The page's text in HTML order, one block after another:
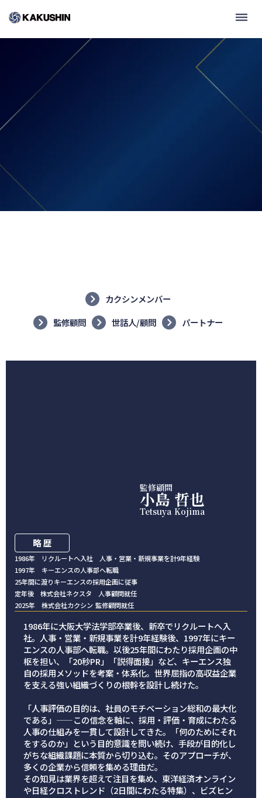
dehaze
カクシンメンバー
監修顧問
世話人/顧問 パートナー
監修顧問
小島 哲也
Tetsuya Kojima
略 歴
1986年 リクルートへ入社 人事・営業・新規事業を計9年経験
1997年 キーエンスの人事部へ転職
25年間に渡りキーエンスの採用企画に従事
定年後 株式会社ネクスタ 人事顧問就任
2025年 株式会社カクシン 監修顧問就任
1986年に大阪大学法学部卒業後、新卒でリクルートへ入
社。人事・営業・新規事業を計9年経験後、1997年にキー
エンスの人事部へ転職。以後25年間にわたり採用企画の中
枢を担い、「20秒PR」「説得面接」など、キーエンス独
自の採用メソッドを考案・体系化。世界屈指の高収益企業
を支える強い組織づくりの根幹を設計し続けた。
「人事評価の目的は、社員のモチベーション総和の最大化
である」——この信念を軸に、採用・評価・育成にわたる
人事の仕組みを一貫して設計してきた。「何のためにそれ
をするのか」という目的意識を問い続け、手段が目的化し
がちな組織課題に本質から切り込む。そのアプローチが、
多くの企業から信頼を集める理由だ。
その知見は業界を超えて注目を集め、東洋経済オンライン
や日経クロストレンド（2日間にわたる特集）、ビズヒン